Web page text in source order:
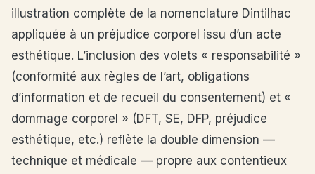
illustration complète de la nomenclature Dintilhac
appliquée à un préjudice corporel issu d’un acte
esthétique. L’inclusion des volets « responsabilité »
(conformité aux règles de l’art, obligations
d’information et de recueil du consentement) et «
dommage corporel » (DFT, SE, DFP, préjudice
esthétique, etc.) reflète la double dimension —
technique et médicale — propre aux contentieux